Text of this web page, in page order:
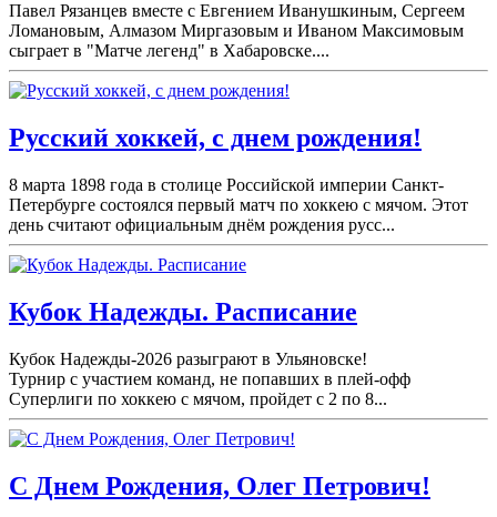
Павел Рязанцев вместе с Евгением Иванушкиным, Сергеем
Ломановым, Алмазом Миргазовым и Иваном Максимовым
сыграет в "Матче легенд" в Хабаровске....
Русский хоккей, с днем рождения!
8 марта 1898 года в столице Российской империи Санкт-
Петербурге состоялся первый матч по хоккею с мячом. Этот
день считают официальным днём рождения русс...
Кубок Надежды. Расписание
Кубок Надежды-2026 разыграют в Ульяновске!
Турнир с участием команд, не попавших в плей-офф
Суперлиги по хоккею с мячом, пройдет с 2 по 8...
С Днем Рождения, Олег Петрович!